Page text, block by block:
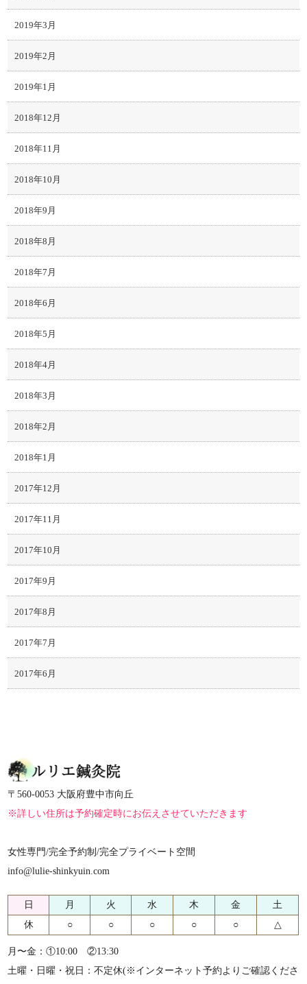
2019年3月
2019年2月
2019年1月
2018年12月
2018年11月
2018年10月
2018年9月
2018年8月
2018年7月
2018年6月
2018年5月
2018年4月
2018年3月
2018年2月
2018年1月
2017年12月
2017年11月
2017年10月
2017年9月
2017年8月
2017年7月
2017年6月
〒560-0053 大阪府豊中市向丘
※詳しい住所は予約確定時にお伝えさせていただきます
女性専門/完全予約制/完全プライベート空間
info@lulie-shinkyuin.com
日 月 火 水 木 金
土
休
○ ○ ○ ○ ○ △
月〜金：①10:00 ②13:30
土曜・日曜・祝日：不定休(※インターネット予約よりご確認くださ